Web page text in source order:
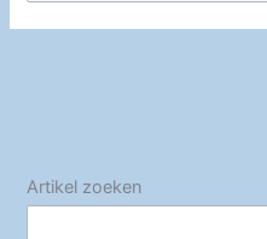
Artikel zoeken